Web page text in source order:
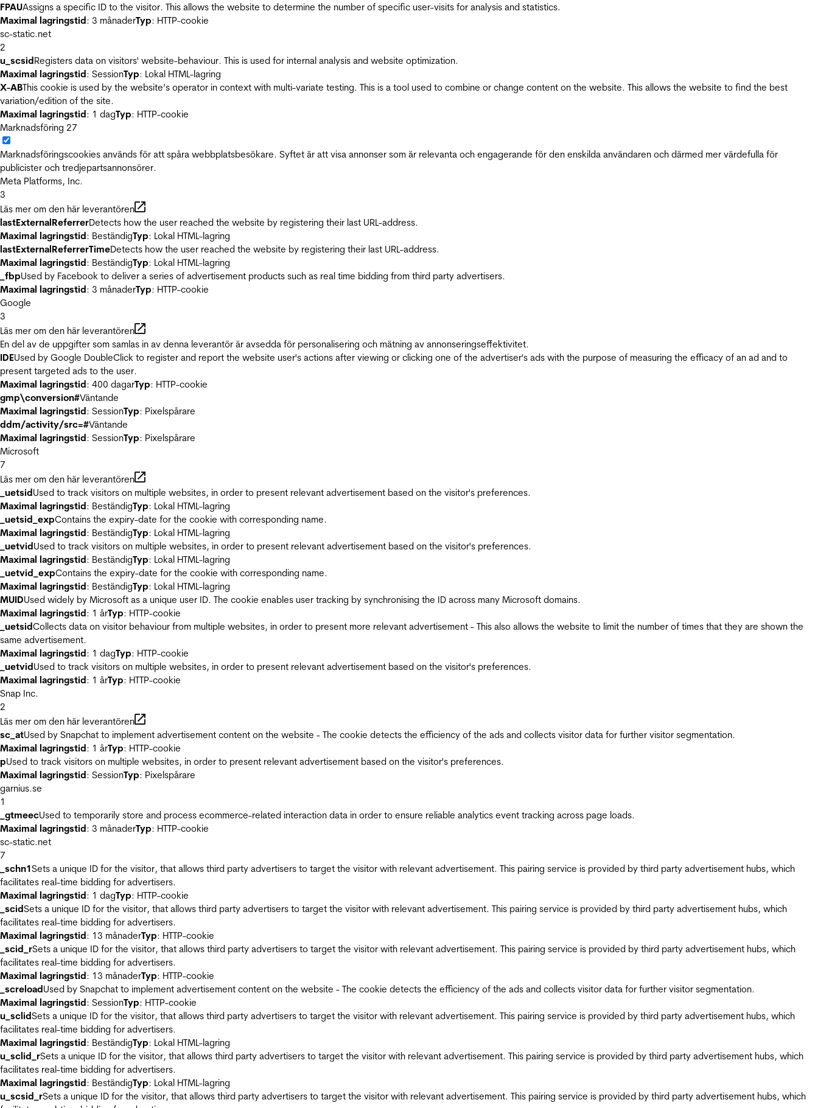
FPAUAssigns a specific ID to the visitor. This allows the website to determine the number of specific user-visits for analysis and statistics.
Maximal lagringstid: 3 månaderTyp: HTTP-cookie
sc-static.net
2
u_scsidRegisters data on visitors' website-behaviour. This is used for internal analysis and website optimization.
Maximal lagringstid: SessionTyp: Lokal HTML-lagring
X-ABThis cookie is used by the website’s operator in context with multi-variate testing. This is a tool used to combine or change content on the website. This allows the website to find the best
variation/edition of the site.
Maximal lagringstid: 1 dagTyp: HTTP-cookie
Marknadsföring 27
Marknadsföringscookies används för att spåra webbplatsbesökare. Syftet är att visa annonser som är relevanta och engagerande för den enskilda användaren och därmed mer värdefulla för
publicister och tredjepartsannonsörer.
Meta Platforms, Inc.
3
Läs mer om den här leverantören
lastExternalReferrerDetects how the user reached the website by registering their last URL-address.
Maximal lagringstid: BeständigTyp: Lokal HTML-lagring
lastExternalReferrerTimeDetects how the user reached the website by registering their last URL-address.
Maximal lagringstid: BeständigTyp: Lokal HTML-lagring
_fbpUsed by Facebook to deliver a series of advertisement products such as real time bidding from third party advertisers.
Maximal lagringstid: 3 månaderTyp: HTTP-cookie
Google
3
Läs mer om den här leverantören
En del av de uppgifter som samlas in av denna leverantör är avsedda för personalisering och mätning av annonseringseffektivitet.
IDEUsed by Google DoubleClick to register and report the website user's actions after viewing or clicking one of the advertiser's ads with the purpose of measuring the efficacy of an ad and to
present targeted ads to the user.
Maximal lagringstid: 400 dagarTyp: HTTP-cookie
gmp\conversion#Väntande
Maximal lagringstid: SessionTyp: Pixelspårare
ddm/activity/src=#Väntande
Maximal lagringstid: SessionTyp: Pixelspårare
Microsoft
7
Läs mer om den här leverantören
_uetsidUsed to track visitors on multiple websites, in order to present relevant advertisement based on the visitor's preferences.
Maximal lagringstid: BeständigTyp: Lokal HTML-lagring
_uetsid_expContains the expiry-date for the cookie with corresponding name.
Maximal lagringstid: BeständigTyp: Lokal HTML-lagring
_uetvidUsed to track visitors on multiple websites, in order to present relevant advertisement based on the visitor's preferences.
Maximal lagringstid: BeständigTyp: Lokal HTML-lagring
_uetvid_expContains the expiry-date for the cookie with corresponding name.
Maximal lagringstid: BeständigTyp: Lokal HTML-lagring
MUIDUsed widely by Microsoft as a unique user ID. The cookie enables user tracking by synchronising the ID across many Microsoft domains.
Maximal lagringstid: 1 årTyp: HTTP-cookie
_uetsidCollects data on visitor behaviour from multiple websites, in order to present more relevant advertisement - This also allows the website to limit the number of times that they are shown the
same advertisement.
Maximal lagringstid: 1 dagTyp: HTTP-cookie
_uetvidUsed to track visitors on multiple websites, in order to present relevant advertisement based on the visitor's preferences.
Maximal lagringstid: 1 årTyp: HTTP-cookie
Snap Inc.
2
Läs mer om den här leverantören
sc_atUsed by Snapchat to implement advertisement content on the website - The cookie detects the efficiency of the ads and collects visitor data for further visitor segmentation.
Maximal lagringstid: 1 årTyp: HTTP-cookie
pUsed to track visitors on multiple websites, in order to present relevant advertisement based on the visitor's preferences.
Maximal lagringstid: SessionTyp: Pixelspårare
garnius.se
1
_gtmeecUsed to temporarily store and process ecommerce-related interaction data in order to ensure reliable analytics event tracking across page loads.
Maximal lagringstid: 3 månaderTyp: HTTP-cookie
sc-static.net
7
_schn1Sets a unique ID for the visitor, that allows third party advertisers to target the visitor with relevant advertisement. This pairing service is provided by third party advertisement hubs, which
facilitates real-time bidding for advertisers.
Maximal lagringstid: 1 dagTyp: HTTP-cookie
_scidSets a unique ID for the visitor, that allows third party advertisers to target the visitor with relevant advertisement. This pairing service is provided by third party advertisement hubs, which
facilitates real-time bidding for advertisers.
Maximal lagringstid: 13 månaderTyp: HTTP-cookie
_scid_rSets a unique ID for the visitor, that allows third party advertisers to target the visitor with relevant advertisement. This pairing service is provided by third party advertisement hubs, which
facilitates real-time bidding for advertisers.
Maximal lagringstid: 13 månaderTyp: HTTP-cookie
_screloadUsed by Snapchat to implement advertisement content on the website - The cookie detects the efficiency of the ads and collects visitor data for further visitor segmentation.
Maximal lagringstid: SessionTyp: HTTP-cookie
u_sclidSets a unique ID for the visitor, that allows third party advertisers to target the visitor with relevant advertisement. This pairing service is provided by third party advertisement hubs, which
facilitates real-time bidding for advertisers.
Maximal lagringstid: BeständigTyp: Lokal HTML-lagring
u_sclid_rSets a unique ID for the visitor, that allows third party advertisers to target the visitor with relevant advertisement. This pairing service is provided by third party advertisement hubs, which
facilitates real-time bidding for advertisers.
Maximal lagringstid: BeständigTyp: Lokal HTML-lagring
u_scsid_rSets a unique ID for the visitor, that allows third party advertisers to target the visitor with relevant advertisement. This pairing service is provided by third party advertisement hubs, which